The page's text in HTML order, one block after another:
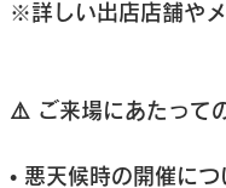
※詳しい出店店舗や
⚠️ ご来場にあたって
• 悪天候時の開催につ